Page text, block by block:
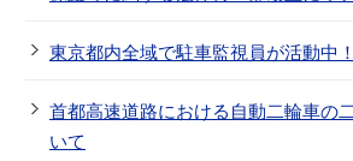
東京都内全域で駐車監視員が活動中
首都高速道路における自動二輪車の
いて